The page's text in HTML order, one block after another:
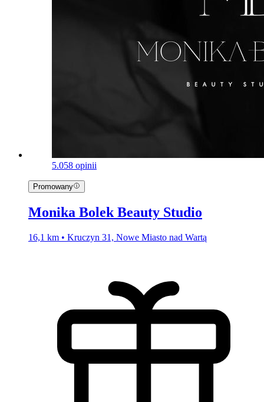
5.058 opinii
Promowany
Monika Bolek Beauty Studio
16,1 km • Kruczyn 31, Nowe Miasto nad Wartą